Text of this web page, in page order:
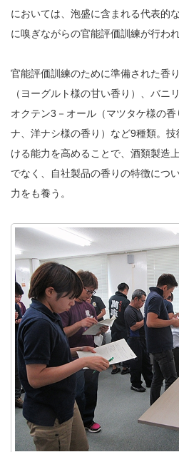
においては、泡盛に含まれる代表的
に嗅ぎながらの官能評価訓練が行われ
官能評価訓練のために準備された香
（ヨーグルト様の甘い香り）、バニ
オクテン3－オール（マツタケ様の
ナ、洋ナシ様の香り）など9種類。
ける能力を高めることで、酒類製造
でなく、自社製品の香りの特徴につ
力をも養う。